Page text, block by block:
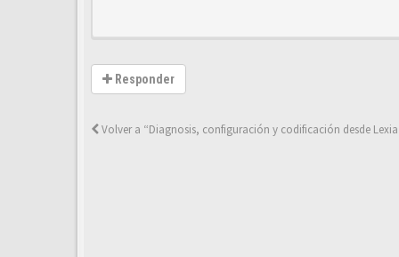
Responder
Volver a “Diagnosis, configuración y codificación desde Lexia